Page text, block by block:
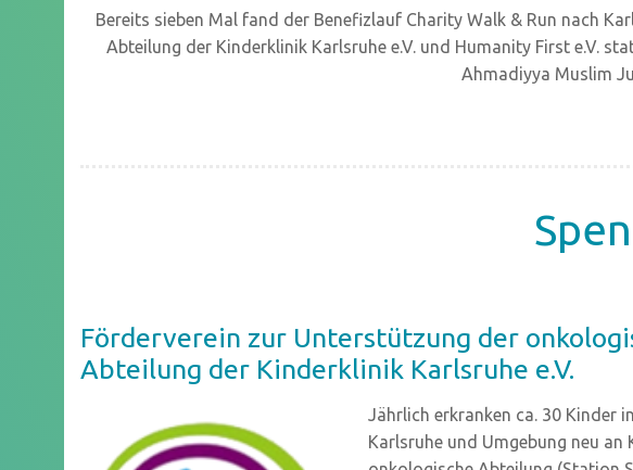
Bereits sieben Mal fand der Benefizlauf Charity Walk & Run nach
Abteilung der Kinderklinik Karlsruhe e.V. und Humanity First e.V.
Ahmadiyya Muslim
Förderverein zur Unterstützung der
Abteilung der Kinderklinik Karlsruhe e.V.
Jährlich erkranken ca. 30 Kinder in
Karlsruhe und Umgebung neu an